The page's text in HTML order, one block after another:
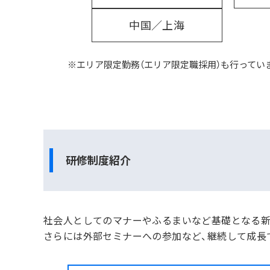
中国／上海
エリア限定勤務（エリア限定職採用）も行ってい
研修制度紹介
社会人としてのマナーやふるまいなど基礎となる
さらには外部セミナーへの参加など、継続して成